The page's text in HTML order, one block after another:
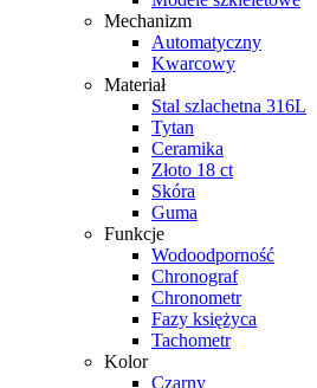
Mechanizm
Automatyczny
Kwarcowy
Materiał
Stal szlachetna 316L
Tytan
Ceramika
Złoto 18 ct
Skóra
Guma
Funkcje
Wodoodporność
Chronograf
Chronometr
Fazy księżyca
Tachometr
Kolor
Czarny